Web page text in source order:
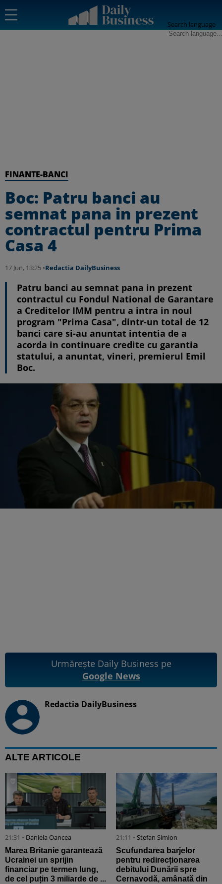
Search language
FINANTE-BANCI
Boc: Patru banci au
semnat pana in prezent
contractul pentru Prima
Casa 4
17 Jun, 13:25 •Redactia DailyBusiness
Patru banci au semnat pana in prezent
contractul cu Fondul National de Garantare
a Creditelor IMM pentru a intra in noul
program "Prima Casa", dintr-un total de 12
banci care si-au anuntat intentia de a
acorda in continuare credite cu garantia
statului, a anuntat, vineri, premierul Emil
Boc.
Urmărește Daily Business pe
Google News
Redactia DailyBusiness
ALTE ARTICOLE
21:31 • Daniela Oancea
Marea Britanie garantează
Ucrainei un sprijin
financiar pe termen lung,
de cel puțin 3 miliarde de ...
21:11 • Stefan Simion
Scufundarea barjelor
pentru redirecționarea
debitului Dunării spre
Cernavodă, amânată din